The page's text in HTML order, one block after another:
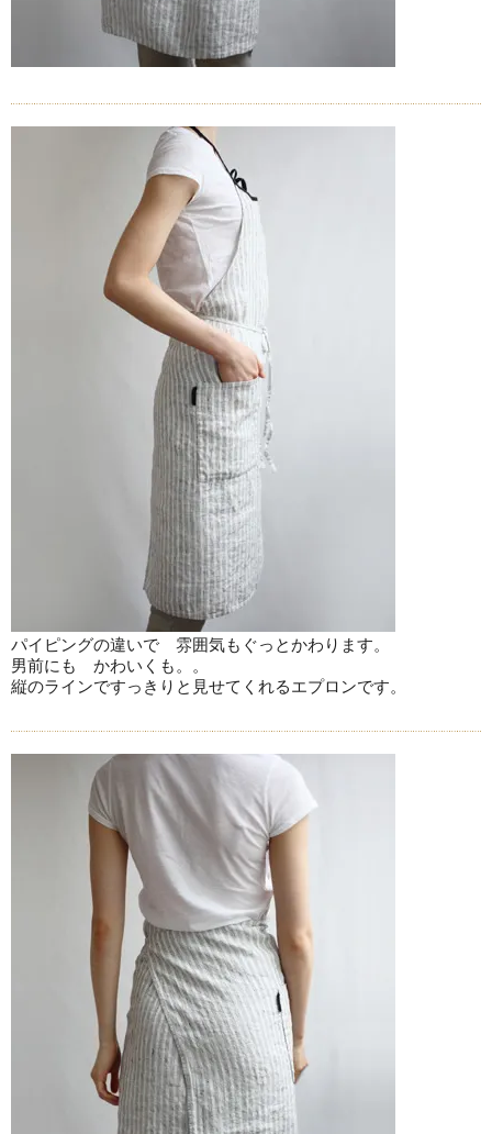
パイピングの違いで 雰囲気もぐっとかわります。
男前にも かわいくも。。
縦のラインですっきりと見せてくれるエプロンです。